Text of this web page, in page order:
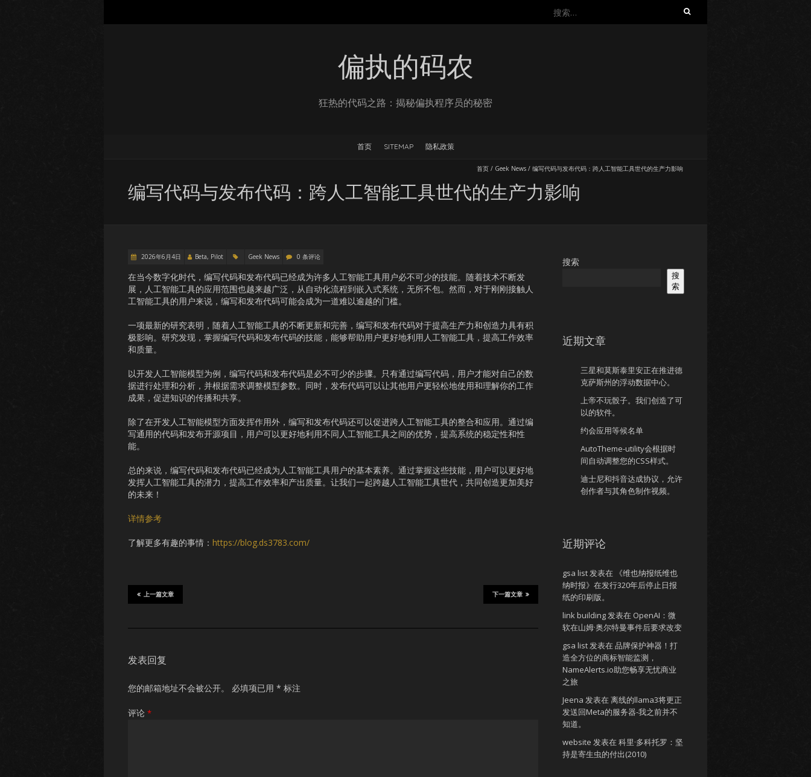
搜
偏执的码农
狂热的代码之路：揭秘偏执程序员的秘密
首页 SITEMAP 隐私政策
首页 / Geek News / 编写代码与发布代码：跨人工智能工具世代的生产力影响
编写代码与发布代码：跨人工智能工具世代的生产力影响
2026年6月4日 Beta, Pilot Geek News 0 条评论
在当今数字化时代，编写代码和发布代码已经成为许多人工智能工具用户必不可少的技能。随着技术不断发
展，人工智能工具的应用范围也越来越广泛，从自动化流程到嵌入式系统，无所不包。然而，对于刚刚接触人
工智能工具的用户来说，编写和发布代码可能会成为一道难以逾越的门槛。
一项最新的研究表明，随着人工智能工具的不断更新和完善，编写和发布代码对于提高生产力和创造力具有积
极影响。研究发现，掌握编写代码和发布代码的技能，能够帮助用户更好地利用人工智能工具，提高工作效率
和质量。
以开发人工智能模型为例，编写代码和发布代码是必不可少的步骤。只有通过编写代码，用户才能对自己的数
据进行处理和分析，并根据需求调整模型参数。同时，发布代码可以让其他用户更轻松地使用和理解你的工作
成果，促进知识的传播和共享。
除了在开发人工智能模型方面发挥作用外，编写和发布代码还可以促进跨人工智能工具的整合和应用。通过编
写通用的代码和发布开源项目，用户可以更好地利用不同人工智能工具之间的优势，提高系统的稳定性和性
能。
总的来说，编写代码和发布代码已经成为人工智能工具用户的基本素养。通过掌握这些技能，用户可以更好地
发挥人工智能工具的潜力，提高工作效率和产出质量。让我们一起跨越人工智能工具世代，共同创造更加美好
的未来！
详情参考
了解更多有趣的事情： https://blog.ds3783.com/
下一篇文章
上一篇文章
发表回复
您的邮箱地址不会被公开。 必填项已用 * 标注
评论 *
搜索
搜
索
近期文章
三星和莫斯泰里安正在推进德
克萨斯州的浮动数据中心。
上帝不玩骰子。我们创造了可
以的软件。
约会应用等候名单
AutoTheme-utility会根据时
间自动调整您的CSS样式。
迪士尼和抖音达成协议，允许
创作者与其角色制作视频。
近期评论
gsa list发表在
《维也纳报纸维也
纳时报》在发行320年后停止日报
纸的印刷版。
link building发表在 OpenAI：微
软在山姆·奥尔特曼事件后要求改变
gsa list发表在 品牌保护神器！打
造全方位的商标智能监测，
NameAlerts.io助您畅享无忧商业
之旅
Jeena 发表在 离线的llama3将更正
发送回Meta的服务器-我之前并不
知道。
website 发表在 科里·多科托罗：坚
持是寄生虫的付出(2010)